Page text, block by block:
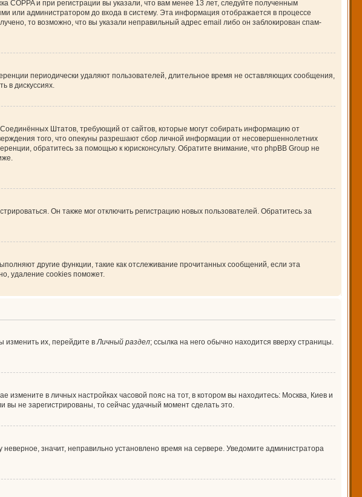
и при регистрации вы указали, что вам менее 13 лет, следуйте полученным
или администратором до входа в систему. Эта информация отображается в процессе
то возможно, что вы указали неправильный адрес email либо он заблокирован спам-
периодически удаляют пользователей, длительное время не оставляющих сообщения,
в дискуссиях.
Штатов, требующий от сайтов, которые могут собирать информацию от
того, что опекуны разрешают сбор личной информации от несовершеннолетних
обратитесь за помощью к юрисконсульту. Обратите внимание, что phpBB Group не
Он также мог отключить регистрацию новых пользователей. Обратитесь за
другие функции, такие как отслеживание прочитанных сообщений, если эта
удаление cookies поможет.
изменить их, перейдите вЛичный раздел; ссылка на него обычно находится вверху страницы.
измените в личных настройках часовой пояс на тот, в котором вы находитесь: Москва, Киев и
вы не зарегистрированы, то сейчас удачный момент сделать это.
значит, неправильно установлено время на сервере. Уведомите администратора